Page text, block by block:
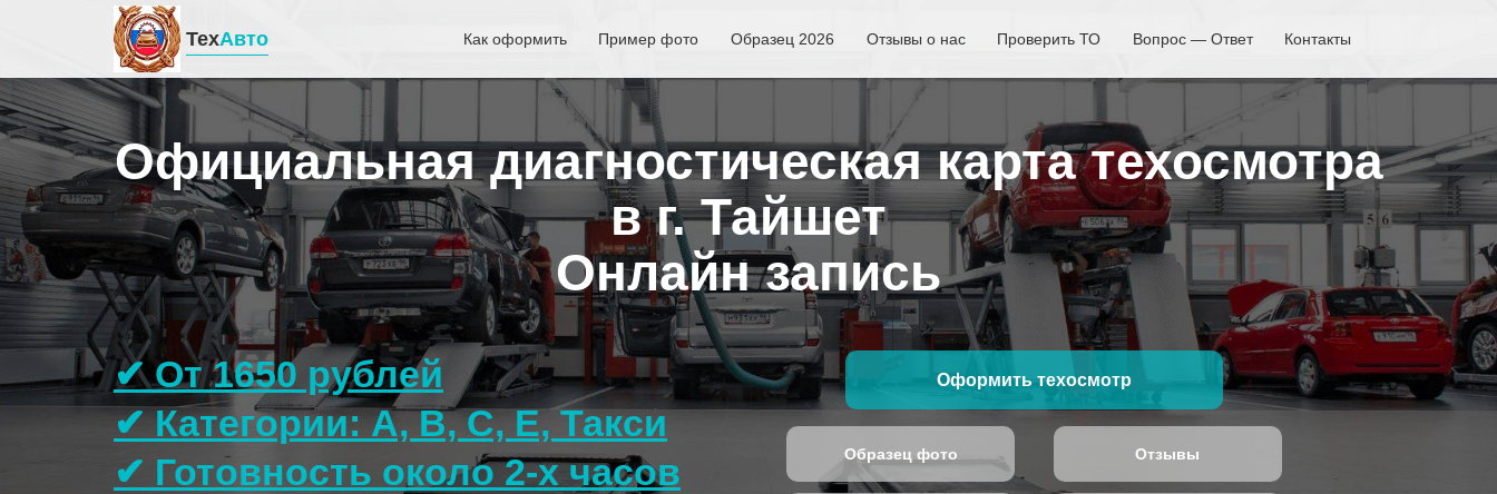
ТехАвто Как оформить Пример фото Образец 2026 Отзывы о нас Проверить ТО Вопрос — Ответ Контакты
Официальная диагностическая карта техосмотра
в г. Тайшет
Онлайн запись
✔ От 1650 рублей
✔ Категории: A, B, C, E, Такси
✔ Готовность около 2-х часов
Оформить техосмотр
Образец фото Отзывы